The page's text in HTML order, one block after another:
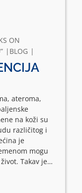
ON
BLOG
ateroma,
na koži su
različitog i
je
mogu
Takav je…